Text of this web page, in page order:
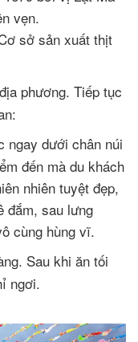
vẹn.
sở sản xuất thịt
phương. Tiếp tục
ngay dưới chân núi
đến mà du khách
nhiên tuyệt đẹp,
đắm, sau lưng
cùng hùng vĩ.
Sau khi ăn tối
ngơi.